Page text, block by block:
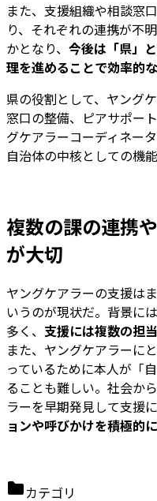
また、支援組織や相談窓
り、それぞれの連携が不
かとなり、 今後は「県」
理を進めることで効率的
県の役割として、ヤング
窓口の整備、ピアサポー
グケアラーコーディネー
自治体の中核としての機
複数の課の連携
が大切
ヤングケアラーの支援は
いうのが現状だ。背景に
多く、 支援には複数の担
また、ヤングケアラーに
っているために本人が「
ることも難しい。社会か
ラーを早期発見して支援
ョンや呼びかけを積極的
カテゴリ